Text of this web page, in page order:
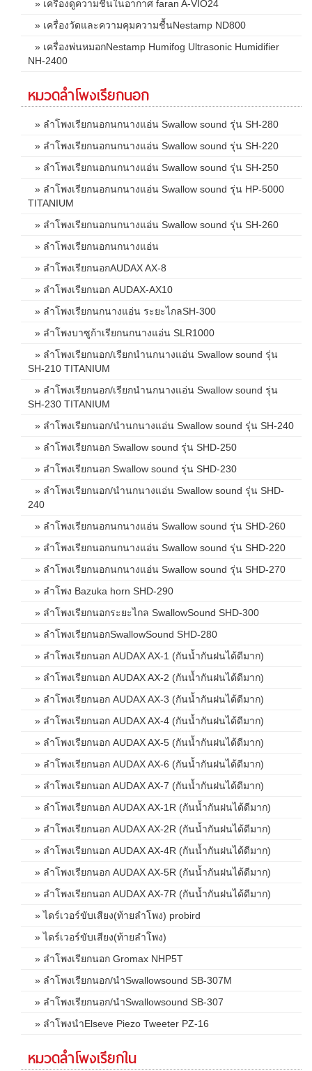
» เครื่องดูความชื้นในอากาศ faran A-VIO24
» เครื่องวัดและความคุมความชื้นNestamp ND800
» เครื่องพ่นหมอกNestamp Humifog Ultrasonic Humidifier
NH-2400
หมวดลำโพงเรียกนอก
» ลำโพงเรียกนอกนกนางแอ่น Swallow sound รุ่น SH-280
» ลำโพงเรียกนอกนกนางแอ่น Swallow sound รุ่น SH-220
» ลำโพงเรียกนอกนกนางแอ่น Swallow sound รุ่น SH-250
» ลำโพงเรียกนอกนกนางแอ่น Swallow sound รุ่น HP-5000
TITANIUM
» ลำโพงเรียกนอกนกนางแอ่น Swallow sound รุ่น SH-260
» ลำโพงเรียกนอกนกนางแอ่น
» ลำโพงเรียกนอกAUDAX AX-8
» ลำโพงเรียกนอก AUDAX-AX10
» ลำโพงเรียกนกนางแอ่น ระยะไกลSH-300
» ลำโพงบาซูก้าเรียกนกนางแอ่น SLR1000
» ลำโพงเรียกนอก/เรียกนำนกนางแอ่น Swallow sound รุ่น
SH-210 TITANIUM
» ลำโพงเรียกนอก/เรียกนำนกนางแอ่น Swallow sound รุ่น
SH-230 TITANIUM
» ลำโพงเรียกนอก/นำนกนางแอ่น Swallow sound รุ่น SH-240
» ลำโพงเรียกนอก Swallow sound รุ่น SHD-250
» ลำโพงเรียกนอก Swallow sound รุ่น SHD-230
» ลำโพงเรียกนอก/นำนกนางแอ่น Swallow sound รุ่น SHD-
240
» ลำโพงเรียกนอกนกนางแอ่น Swallow sound รุ่น SHD-260
» ลำโพงเรียกนอกนกนางแอ่น Swallow sound รุ่น SHD-220
» ลำโพงเรียกนอกนกนางแอ่น Swallow sound รุ่น SHD-270
» ลำโพง Bazuka horn SHD-290
» ลำโพงเรียกนอกระยะไกล SwallowSound SHD-300
» ลำโพงเรียกนอกSwallowSound SHD-280
» ลำโพงเรียกนอก AUDAX AX-1 (กันน้ำกันฝนได้ดีมาก)
» ลำโพงเรียกนอก AUDAX AX-2 (กันน้ำกันฝนได้ดีมาก)
» ลำโพงเรียกนอก AUDAX AX-3 (กันน้ำกันฝนได้ดีมาก)
» ลำโพงเรียกนอก AUDAX AX-4 (กันน้ำกันฝนได้ดีมาก)
» ลำโพงเรียกนอก AUDAX AX-5 (กันน้ำกันฝนได้ดีมาก)
» ลำโพงเรียกนอก AUDAX AX-6 (กันน้ำกันฝนได้ดีมาก)
» ลำโพงเรียกนอก AUDAX AX-7 (กันน้ำกันฝนได้ดีมาก)
» ลำโพงเรียกนอก AUDAX AX-1R (กันน้ำกันฝนได้ดีมาก)
» ลำโพงเรียกนอก AUDAX AX-2R (กันน้ำกันฝนได้ดีมาก)
» ลำโพงเรียกนอก AUDAX AX-4R (กันน้ำกันฝนได้ดีมาก)
» ลำโพงเรียกนอก AUDAX AX-5R (กันน้ำกันฝนได้ดีมาก)
» ลำโพงเรียกนอก AUDAX AX-7R (กันน้ำกันฝนได้ดีมาก)
» ไดร์เวอร์ขับเสียง(ท้ายลำโพง) probird
» ไดร์เวอร์ขับเสียง(ท้ายลำโพง)
» ลำโพงเรียกนอก Gromax NHP5T
» ลำโพงเรียกนอก/นำSwallowsound SB-307M
» ลำโพงเรียกนอก/นำSwallowsound SB-307
» ลำโพงนำElseve Piezo Tweeter PZ-16
หมวดลำโพงเรียกใน